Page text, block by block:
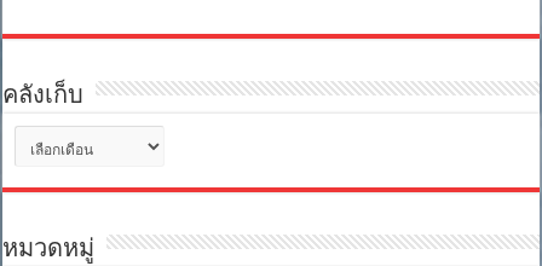
คลังเก็บ
เก็บ
หมวดหมู่